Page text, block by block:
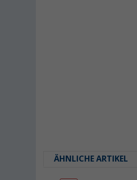
ÄHNLICHE ARTIKEL